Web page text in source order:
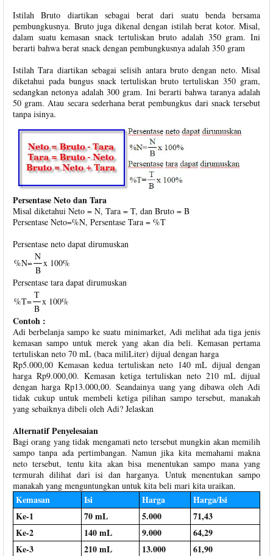
Istilah Bruto diartikan sebagai berat dari suatu benda bersama
pembungkusnya. Bruto juga dikenal dengan istilah berat kotor. Misal,
dalam suatu kemasan snack tertuliskan bruto adalah 350 gram. Ini
berarti bahwa berat snack dengan pembungkusnya adalah 350 gram
Istilah Tara diartikan sebagai selisih antara bruto dengan neto. Misal
diketahui pada bungus snack tertuliskan bruto tertuliskan 350 gram,
sedangkan netonya adalah 300 gram. Ini berarti bahwa taranya adalah
50 gram. Atau secara sederhana berat pembungkus dari snack tersebut
tanpa isinya.
Persentase Neto dan Tara
Misal diketahui Neto = N, Tara = T, dan Bruto = B
Persentase Neto=%N, Persentase Tara = %T
Persentase neto dapat dirumuskan
%N=
N
x 100%
B
Persentase tara dapat dirumuskan
%T=
T
x 100%
B
Contoh :
Adi berbelanja sampo ke suatu minimarket, Adi melihat ada tiga jenis
kemasan sampo untuk merek yang akan dia beli. Kemasan pertama
tertuliskan neto 70 mL (baca miliLiter) dijual dengan harga
Rp5.000,00 Kemasan kedua tertuliskan neto 140 mL dijual dengan
harga Rp9.000,00. Kemasan ketiga tertuliskan neto 210 mL dijual
dengan harga Rp13.000,00. Seandainya uang yang dibawa oleh Adi
tidak cukup untuk membeli ketiga pilihan sampo tersebut, manakah
yang sebaiknya dibeli oleh Adi? Jelaskan
Alternatif Penyelesaian
Bagi orang yang tidak mengamati neto tersebut mungkin akan memilih
sampo tanpa ada pertimbangan. Namun jika kita memahami makna
neto tersebut, tentu kita akan bisa menentukan sampo mana yang
termurah dilihat dari isi dan harganya. Untuk menentukan sampo
manakah yang menguntungkan untuk kita beli mari kita uraikan.
Kemasan Isi Harga
Harga/Isi
Ke-1
70 mL 5.000
71,43
Ke-2
140 mL 9.000
64,29
Ke-3
210 mL 13.000 61,90